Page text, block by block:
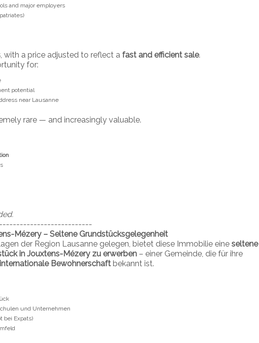
and major employers
, with a price adjusted to reflect afast and efficient sale.
for:
potential
near Lausanne
rare — and increasingly valuable.
Mézery – Seltene Grundstücksgelegenheit
der Region Lausanne gelegen, bietet diese Immobilie eineseltene
in Jouxtens-Mézery zu erwerben – einer Gemeinde, die für ihre
Bewohnerschaft bekannt ist.
und Unternehmen
bei Expats)